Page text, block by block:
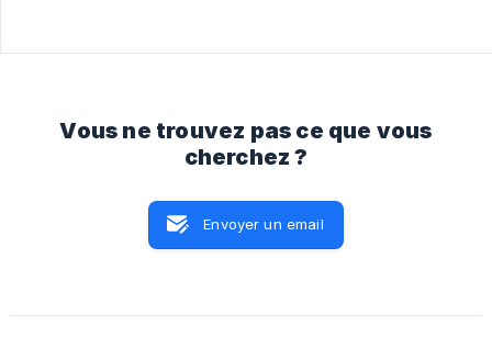
Vous ne trouvez pas ce que vous
cherchez ?
Envoyer un email